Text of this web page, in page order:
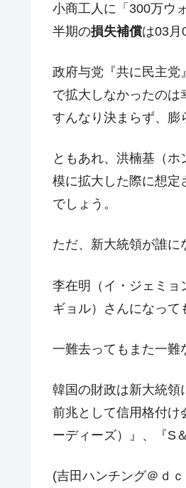
『Money1』 韓国製造
『Money1』 【米韓激
『Money1』 韓国で猛
『Money1』 韓国型イ
『Money1』 【対日本
1.9倍！
『Money1』
在韓米国
ドを掲げる「在韓反米勢力
『Money1』 韓国『国
『Money1』 韓国政府
『Money1』
米国下院
する差別。許してはおかぬ
『Money1』 韓国ボン
Fact1 日本の誇る海洋
小商工人に「300万ウ
半期の損失補償は03月
政府与党『共に民主党
で拡大しなかったの
すんなり決まらず、膨
ともあれ、洪楠基（
模に拡大した際に想
でしょう。
ただ、新大統領が誰に
李在明（イ・ジェミョ
ギョル）さんになって
一難去ってもまた一難
韓国の財政は新大統領
前兆として信用格付け
ーディーズ）』、『S
(吉田ハンチング＠ｄ